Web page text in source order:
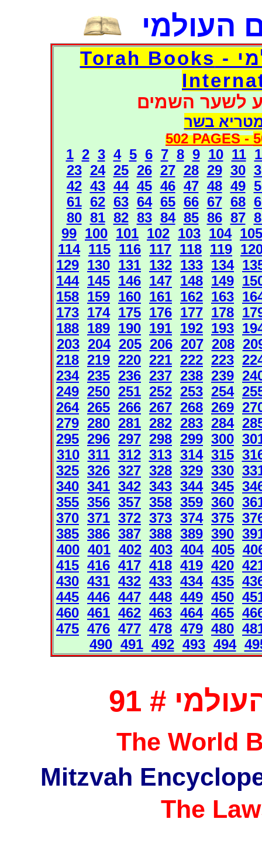
העולמי
דפי אוצר הספרים העולמי - Torah Books
לשער השמים
בשר
502 PAGES -
1 2 3 4 5 6 7 8 9 10 11
23 24 25 26 27 28 29 30
42 43 44 45 46 47 48 49
61 62 63 64 65 66 67 68
80 81 82 83 84 85 86 87
99 100 101 102 103 104 105
114 115 116 117 118 119
129 130 131 132 133 134
144 145 146 147 148 149
158 159 160 161 162 163
173 174 175 176 177 178
188 189 190 191 192 193
203 204 205 206 207 208
218 219 220 221 222 223
234 235 236 237 238 239
249 250 251 252 253 254
264 265 266 267 268 269
279 280 281 282 283 284
295 296 297 298 299 300
310 311 312 313 314 315
325 326 327 328 329 330
340 341 342 343 344 345
355 356 357 358 359 360
370 371 372 373 374 375
385 386 387 388 389 390
400 401 402 403 404 405
415 416 417 418 419 420
430 431 432 433 434 435
445 446 447 448 449 450
460 461 462 463 464 465
475 476 477 478 479 480
490 491 492 493 494
# 91
The World
The